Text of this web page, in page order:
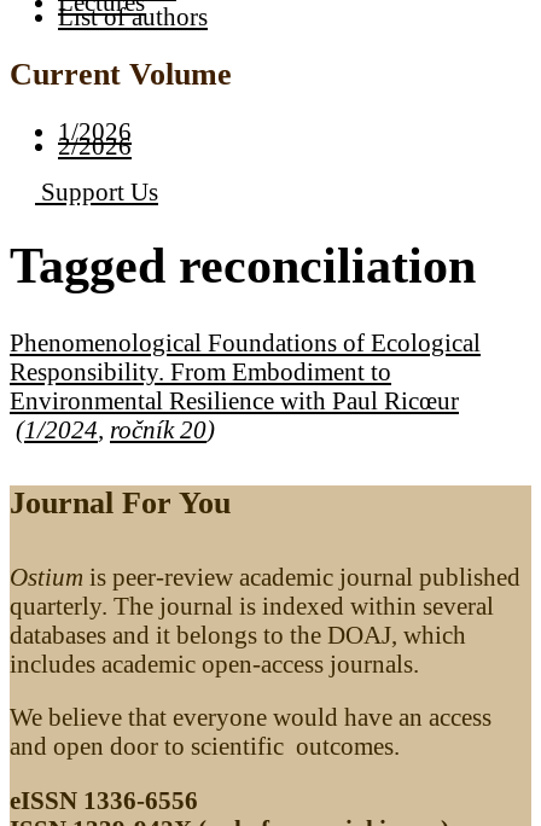
List of authors
Current Volume
1/2026
2/2026
Support Us
Tagged reconciliation
Phenomenological Foundations of Ecological
Responsibility. From Embodiment to
Environmental Resilience with Paul Ricœur
(1/2024 ročník 20)
Journal For You
Ostium is peer-review academic journal published
quarterly. The journal is indexed within several
databases and it belongs to the DOAJ, which
includes academic open-access journals.
We believe that everyone would have an access
and open door to scientific outcomes.
eISSN 1336-6556